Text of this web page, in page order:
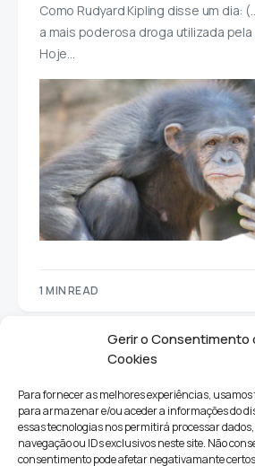
Gerir o Consentimento
Cookies
Para fornecer as melhores experiências, usamos
para armazenar e/ou aceder a informações do
essas tecnologias nos permitirá processar
navegação ou IDs exclusivos neste site. Não
consentimento pode afetar negativamante
Como Rudyard Kipling disse um dia:
a mais poderosa droga utilizada
Hoje…
1 MIN READ